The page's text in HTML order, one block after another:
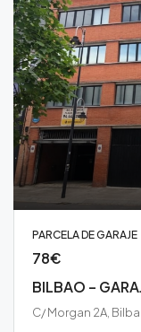
PARCELA DE GARAJE
78€
BILBAO –
C/ Morgan 2A,